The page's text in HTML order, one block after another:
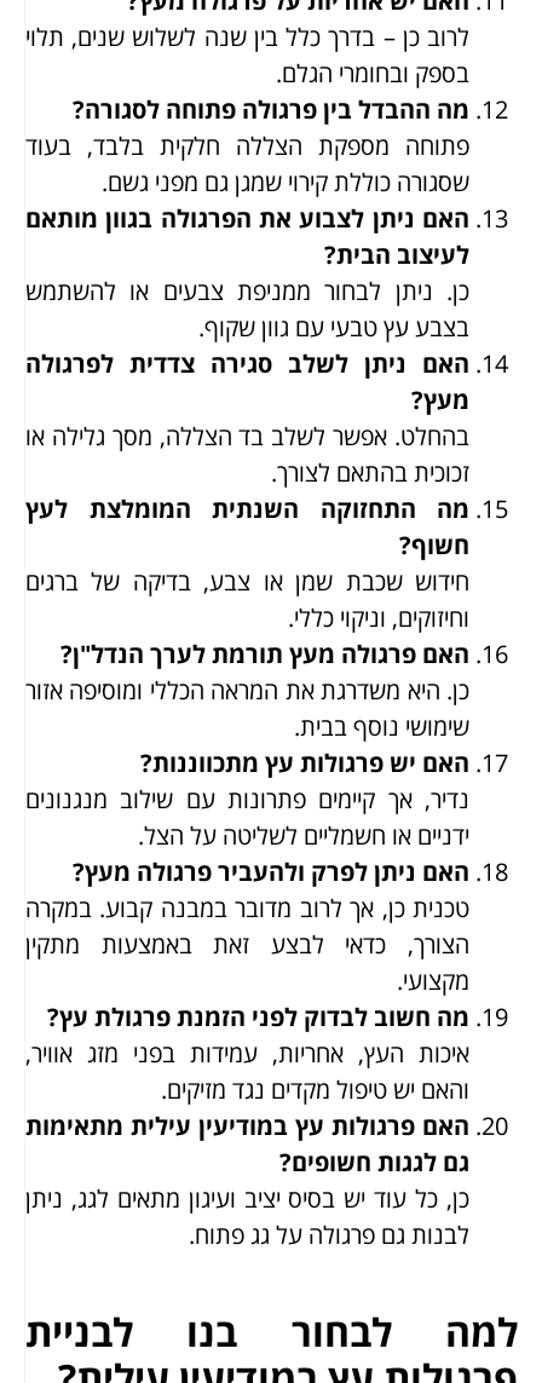
לרוב כן – בדרך כלל בין שנה לשלוש שנים, תלוי
בספק ובחומרי הגלם.
מה ההבדל בין פרגולה פתוחה לסגורה?
פתוחה מספקת הצללה חלקית בלבד, בעוד
שסגורה כוללת קירוי שמגן גם מפני גשם.
האם ניתן לצבוע את הפרגולה בגוון מותאם
לעיצוב הבית?
כן. ניתן לבחור ממניפת צבעים או להשתמש
בצבע עץ טבעי עם גוון שקוף.
האם ניתן לשלב סגירה צדדית לפרגולה
מעץ?
בהחלט. אפשר לשלב בד הצללה, מסך גלילה או
זכוכית בהתאם לצורך.
מה התחזוקה השנתית המומלצת לעץ
חשוף?
חידוש שכבת שמן או צבע, בדיקה של ברגים
וחיזוקים, וניקוי כללי.
האם פרגולה מעץ תורמת לערך הנדל"ן?
כן. היא משדרגת את המראה הכללי ומוסיפה אזור
שימושי נוסף בבית.
האם יש פרגולות עץ מתכווננות?
נדיר, אך קיימים פתרונות עם שילוב מנגנונים
ידניים או חשמליים לשליטה על הצל.
האם ניתן לפרק ולהעביר פרגולה מעץ?
טכנית כן, אך לרוב מדובר במבנה קבוע. במקרה
הצורך, כדאי לבצע זאת באמצעות מתקין
מקצועי.
מה חשוב לבדוק לפני הזמנת פרגולת עץ?
איכות העץ, אחריות, עמידות בפני מזג אוויר,
והאם יש טיפול מקדים נגד מזיקים.
האם פרגולות עץ במודיעין עילית מתאימות
גם לגגות חשופים?
כן, כל עוד יש בסיס יציב ועיגון מתאים לגג, ניתן
לבנות גם פרגולה על גג פתוח.
למה לבחור בנו לבניית